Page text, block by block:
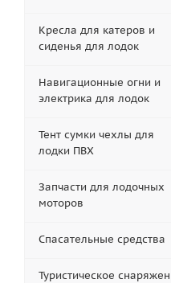
Кресла для катеров и
сиденья для лодок
Навигационные огни и
электрика для лодок
Тент сумки чехлы для
лодки ПВХ
Запчасти для лодочных
моторов
Спасательные средства
Туристическое